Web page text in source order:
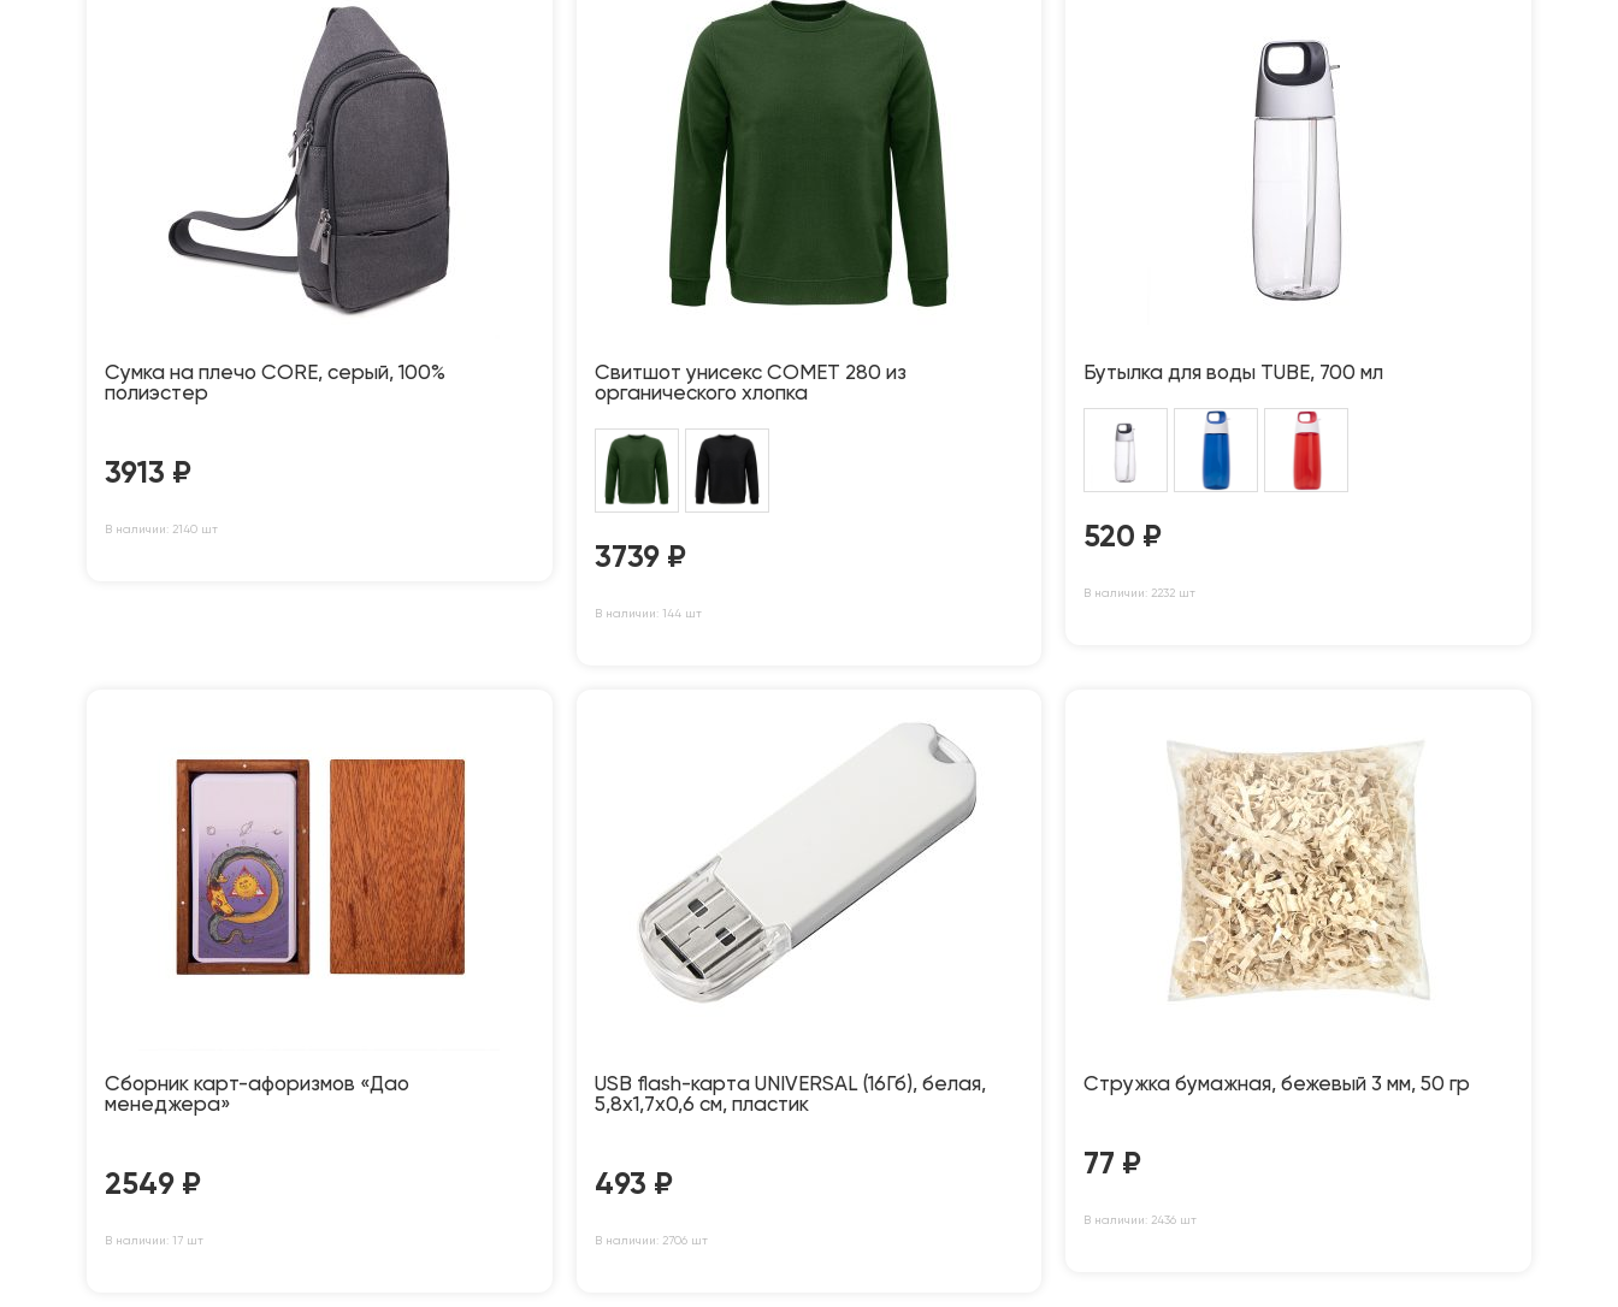
Сумка на плечо CORE, серый, 100%
полиэстер
3913 ₽
В наличии: 2140 шт
Свитшот унисекс COMET 280 из
органического хлопка
3739 ₽
В наличии: 144 шт
Бутылка для воды TUBE, 700 мл
520 ₽
В наличии: 2232 шт
Сборник карт-афоризмов «Дао
менеджера»
2549 ₽
В наличии: 17 шт
USB flash-карта UNIVERSAL (16Гб), белая,
5,8х1,7х0,6 см, пластик
493 ₽
В наличии: 2706 шт
Стружка бумажная, бежевый 3 мм, 50 гр
77 ₽
В наличии: 2436 шт